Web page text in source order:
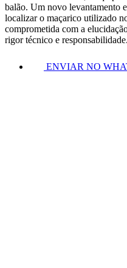
balão. Um novo levantamento
localizar o maçarico utilizado
comprometida com a
rigor técnico e responsabilidade.
ENVIAR NO